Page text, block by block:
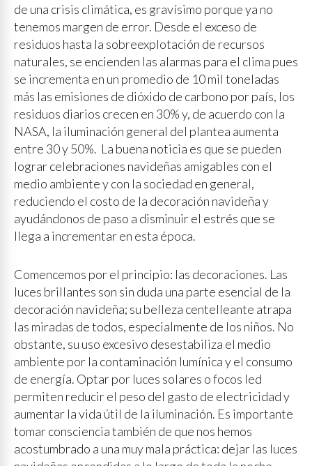
de una crisis climática, es gravísimo porque ya no
tenemos margen de error. Desde el exceso de
residuos hasta la sobreexplotación de recursos
naturales, se encienden las alarmas para el clima pues
se incrementa en un promedio de 10 mil toneladas
más las emisiones de dióxido de carbono por país, los
residuos diarios crecen en 30% y, de acuerdo con la
NASA, la iluminación general del plantea aumenta
entre 30 y 50%. La buena noticia es que se pueden
lograr celebraciones navideñas amigables con el
medio ambiente y con la sociedad en general,
reduciendo el costo de la decoración navideña y
ayudándonos de paso a disminuir el estrés que se
llega a incrementar en esta época.
Comencemos por el principio: las decoraciones. Las
luces brillantes son sin duda una parte esencial de la
decoración navideña; su belleza centelleante atrapa
las miradas de todos, especialmente de los niños. No
obstante, su uso excesivo desestabiliza el medio
ambiente por la contaminación lumínica y el consumo
de energía. Optar por luces solares o focos led
permiten reducir el peso del gasto de electricidad y
aumentar la vida útil de la iluminación. Es importante
tomar consciencia también de que nos hemos
acostumbrado a una muy mala práctica: dejar las luces